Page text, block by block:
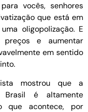
vocês, senhores
que está em
oligopolização. E
e aumentar
em sentido
mostrou que a
é altamente
que acontece, por